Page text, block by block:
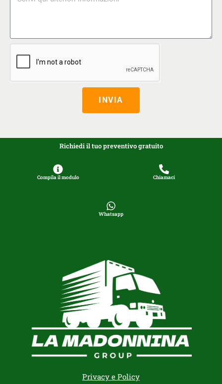
INVIA
Richiedi il tuo preventivo gratuito
Compila il modulo Chiamaci
Whatsapp
Privacy e Policy